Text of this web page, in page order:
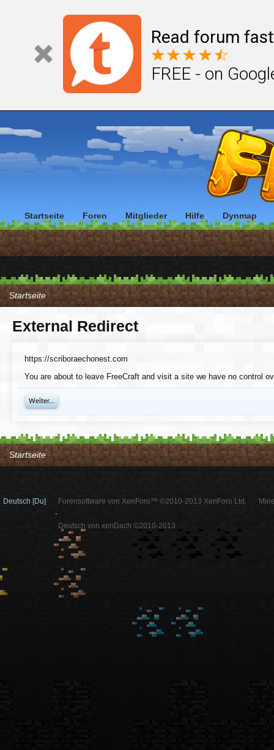
Read forum
FREE - on
Startseite
External Redirect
https://scriboraechonest.com
You are about to leave FreeCraft and visit a site we have no control
Weiter...
Startseite
Startseite Foren Mitglieder Hilfe Dynmap
Deutsch [Du]
Forensoftware von XenForo™ ©2010-2013 XenForo Ltd.
-
Deutsch von xenDach ©2010-2013